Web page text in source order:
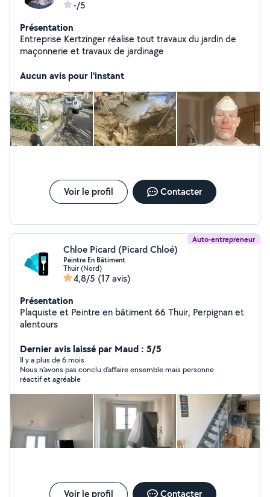
-/5
Présentation
Entreprise Kertzinger réalise tout travaux du jardin de
maçonnerie et travaux de jardinage
Aucun avis pour l'instant
Voir le profil Contacter
Auto-entrepreneur
Chloe Picard (Picard Chloé)
Peintre En Bâtiment
Thuir (Nord)
4,8/5 (17 avis)
Présentation
Plaquiste et Peintre en bâtiment 66 Thuir, Perpignan et
alentours
Dernier avis laissé par Maud : 5/5
Il y a plus de 6 mois
Nous n’avons pas conclu d’affaire ensemble mais personne
réactif et agréable
Voir le profil Contacter